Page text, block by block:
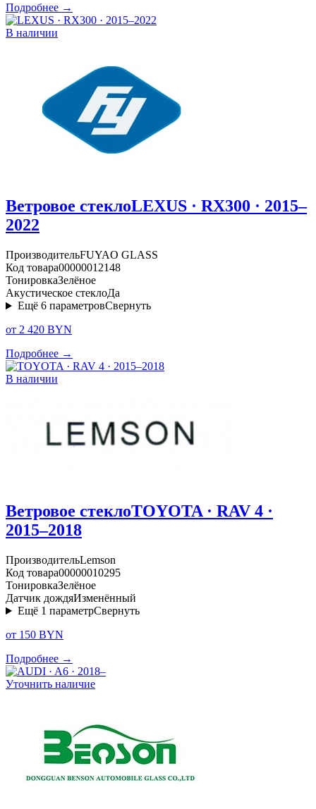
Подробнее →
В наличии
Ветровое стеклоLEXUS · RX300 · 2015–
2022
ПроизводительFUYAO GLASS
Код товара00000012148
ТонировкаЗелёное
Акустическое стеклоДа
Ещё 6 параметровСвернуть
от 2 420 BYN
Подробнее →
В наличии
Ветровое стеклоTOYOTA · RAV 4 ·
2015–2018
ПроизводительLemson
Код товара00000010295
ТонировкаЗелёное
Датчик дождяИзменённый
Ещё 1 параметрСвернуть
от 150 BYN
Подробнее →
Уточнить наличие